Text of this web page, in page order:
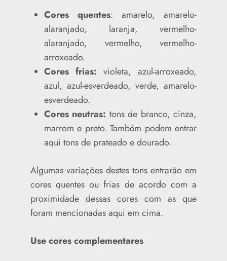
Cores quentes: amarelo, amarelo-
alaranjado, laranja, vermelho-
alaranjado, vermelho, vermelho-
arroxeado.
Cores frias: violeta, azul-arroxeado,
azul, azul-esverdeado, verde, amarelo-
esverdeado.
Cores neutras: tons de branco, cinza,
marrom e preto. Também podem entrar
aqui tons de prateado e dourado.
Algumas variações destes tons entrarão em
cores quentes ou frias de acordo com a
proximidade dessas cores com as que
foram mencionadas aqui em cima.
Use cores complementares